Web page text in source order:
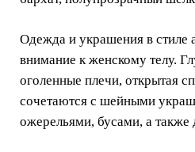
Одежда и украшения в стиле
внимание к женскому телу.
оголенные плечи, открытая
сочетаются с шейными
ожерельями, бусами, а